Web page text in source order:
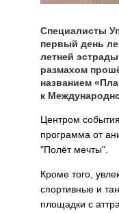
Специалисты
первый день
летней
размахом
названием
к
Центром
программа от
"Полёт мечты".
Кроме того,
спортивные и
площадки с